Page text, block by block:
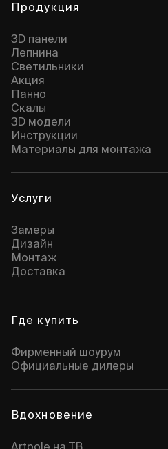
Продукция
3D панели
Лепнина
Cветильники
Акция
Панно
Скалы
3D модели
Инструкции
Материалы для монтажа
Услуги
Замеры
Дизайн
Монтаж
Доставка
Где купить
Фирменный шоурум
Официальные дилеры
Вдохновение
Artpole на ТВ